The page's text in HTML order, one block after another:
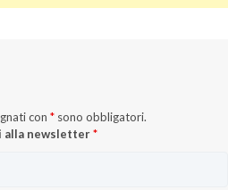
con * sono obbligatori.
alla newsletter*